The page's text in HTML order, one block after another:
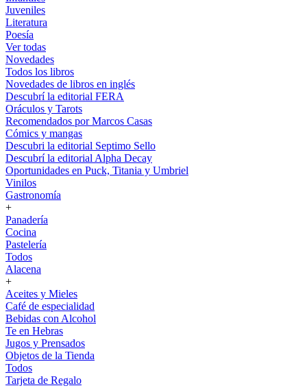
Juveniles
Literatura
Poesía
Ver todas
Novedades
Todos los libros
Novedades de libros en inglés
Descubrí la editorial FERA
Oráculos y Tarots
Recomendados por Marcos Casas
Cómics y mangas
Descubri la editorial Septimo Sello
Descubrí la editorial Alpha Decay
Oportunidades en Puck, Titania y Umbriel
Vinilos
Gastronomía
+
Panadería
Cocina
Pastelería
Todos
Alacena
+
Aceites y Mieles
Café de especialidad
Bebidas con Alcohol
Te en Hebras
Jugos y Prensados
Objetos de la Tienda
Todos
Tarjeta de Regalo